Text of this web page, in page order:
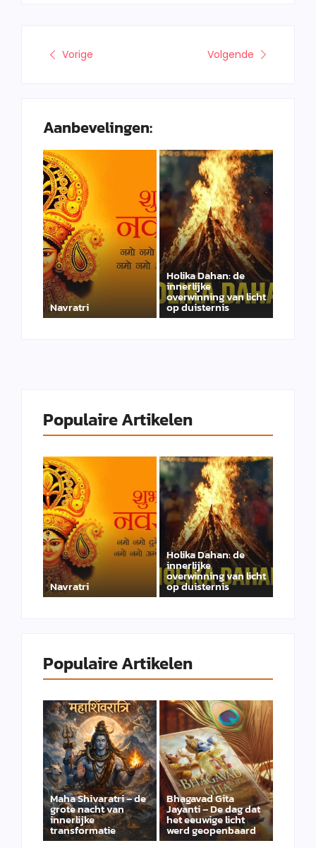
Vorige Volgende
Aanbevelingen:
Navratri
Holika Dahan: de
innerlijke
overwinning van licht
op duisternis
Populaire Artikelen
Navratri
Holika Dahan: de
innerlijke
overwinning van licht
op duisternis
Populaire Artikelen
Maha Shivaratri – de
grote nacht van
innerlijke
transformatie
Bhagavad Gita
Jayanti – De dag dat
het eeuwige licht
werd geopenbaard